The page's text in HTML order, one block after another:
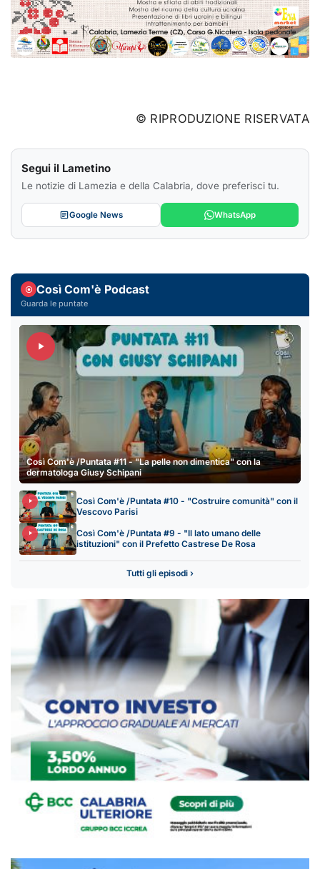
© RIPRODUZIONE RISERVATA
Segui il Lametino
Le notizie di Lamezia e della Calabria, dove preferisci tu.
Google News WhatsApp
Così Com'è Podcast
Guarda le puntate
Così Com'è /Puntata #11 - "La pelle non dimentica" con la
dermatologa Giusy Schipani
Così Com'è /Puntata #10 - "Costruire comunità" con il
Vescovo Parisi
Così Com'è /Puntata #9 - "Il lato umano delle
istituzioni" con il Prefetto Castrese De Rosa
Tutti gli episodi ›